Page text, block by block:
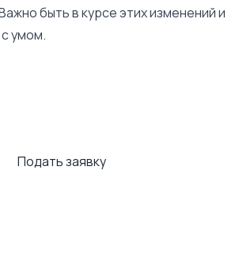
быть в курсе этих изменений и
умом.
Подать заявку